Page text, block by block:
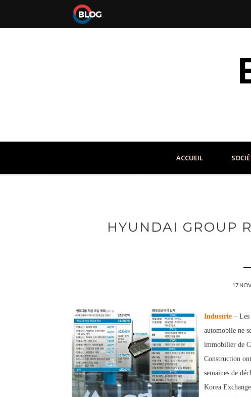
ACCUEIL
HYUNDAI GROUP
17
Industrie –
automobile ne
immobilier de
Construction
semaines de
Korea